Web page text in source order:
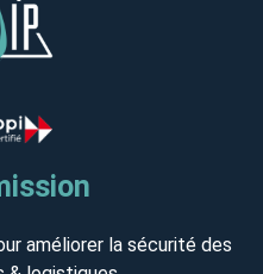
améliorer la sécurité des